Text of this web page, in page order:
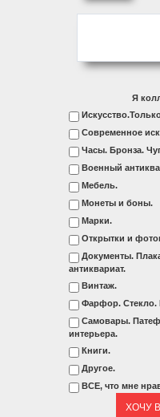
Я
Современное
Часы. Бронза.
Военный
Мебель.
Монеты и боны.
Марки.
Открытки и
Документы.
антиквариат.
Винтаж.
Фарфор. Стекло.
Самовары.
интерьера.
Книги.
Другое.
ВСЕ, что мне